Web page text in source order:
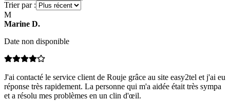
Trier par :
M
Marine D.
Date non disponible
J'ai contacté le service client de Rouje grâce au site easy2tel et j'ai eu
réponse très rapidement. La personne qui m'a aidée était très sympa
et a résolu mes problèmes en un clin d'œil.